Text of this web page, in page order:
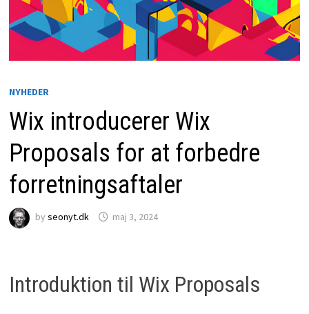
NYHEDER
Wix introducerer Wix
Proposals for at forbedre
forretningsaftaler
by seonyt.dk maj 3, 2024
Introduktion til Wix Proposals